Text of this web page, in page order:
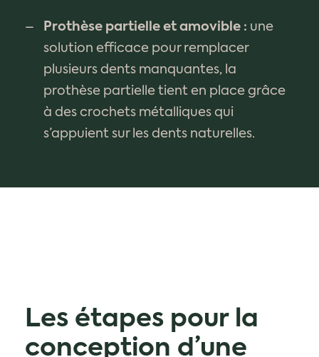
Prothèse partielle et amovible : une
solution efficace pour remplacer
plusieurs dents manquantes, la
prothèse partielle tient en place grâce
à des crochets métalliques qui
s’appuient sur les dents naturelles.
Les étapes pour la
conception d’une